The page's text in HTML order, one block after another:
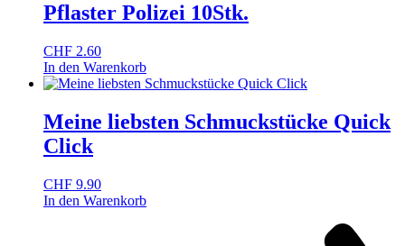
Pflaster Polizei 10Stk.
CHF 2.60
In den Warenkorb
Meine liebsten Schmuckstücke Quick
Click
CHF 9.90
In den Warenkorb